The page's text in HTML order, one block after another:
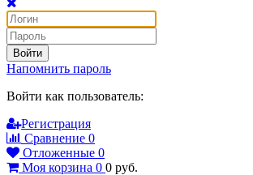
Войти
Напомнить пароль
Войти как пользователь:
Регистрация
Сравнение 0
Отложенные 0
Моя корзина 0 0 руб.